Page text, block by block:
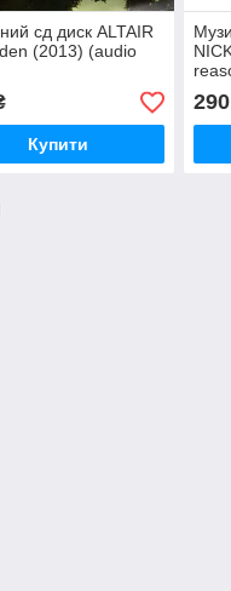
сд диск ALTAIR
(2013) (audio
Купити
290